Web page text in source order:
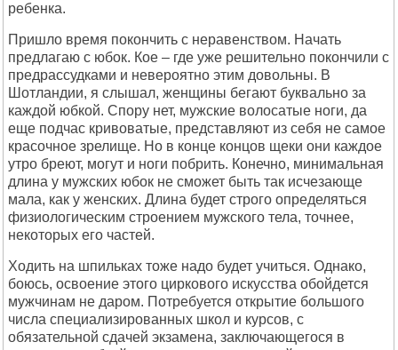
ребенка.
Пришло время покончить с неравенством. Начать
предлагаю с юбок. Кое – где уже решительно покончили с
предрассудками и невероятно этим довольны. В
Шотландии, я слышал, женщины бегают буквально за
каждой юбкой. Спору нет, мужские волосатые ноги, да
еще подчас кривоватые, представляют из себя не самое
красочное зрелище. Но в конце концов щеки они каждое
утро бреют, могут и ноги побрить. Конечно, минимальная
длина у мужских юбок не сможет быть так исчезающе
мала, как у женских. Длина будет строго определяться
физиологическим строением мужского тела, точнее,
некоторых его частей.
Ходить на шпильках тоже надо будет учиться. Однако,
боюсь, освоение этого циркового искусства обойдется
мужчинам не даром. Потребуется открытие большого
числа специализированных школ и курсов, с
обязательной сдачей экзамена, заключающегося в